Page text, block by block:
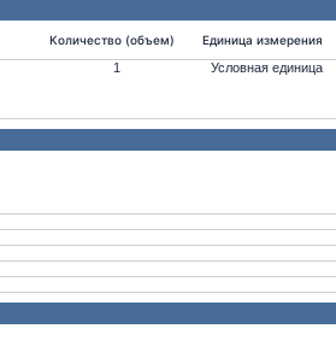
Количество (объем) Единица измерения
1 Условная единица